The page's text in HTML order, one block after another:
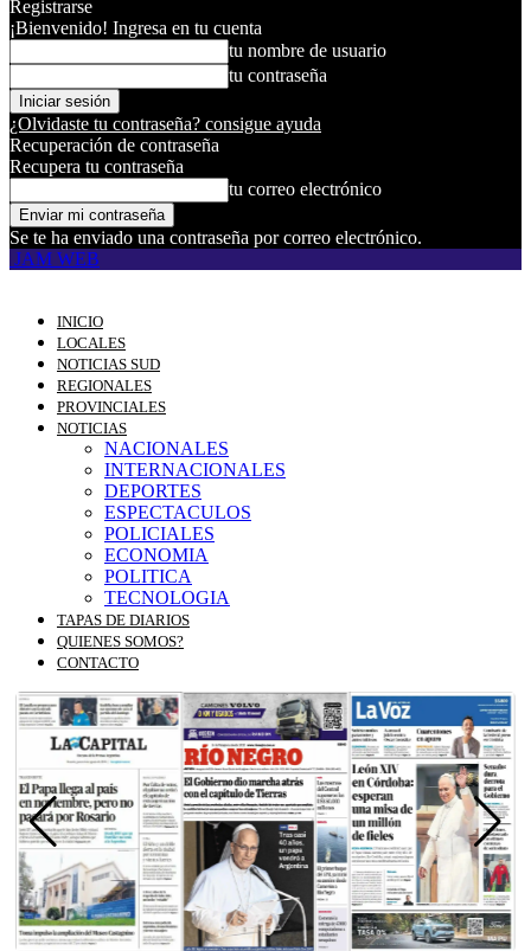
Registrarse
¡Bienvenido! Ingresa en tu cuenta
tu nombre de usuario
tu contraseña
¿Olvidaste tu contraseña? consigue ayuda
Recuperación de contraseña
Recupera tu contraseña
tu correo electrónico
Se te ha enviado una contraseña por correo electrónico.
JAM WEB
INICIO
LOCALES
NOTICIAS SUD
REGIONALES
PROVINCIALES
NOTICIAS
NACIONALES
INTERNACIONALES
DEPORTES
ESPECTACULOS
POLICIALES
ECONOMIA
POLITICA
TECNOLOGIA
TAPAS DE DIARIOS
QUIENES SOMOS?
CONTACTO